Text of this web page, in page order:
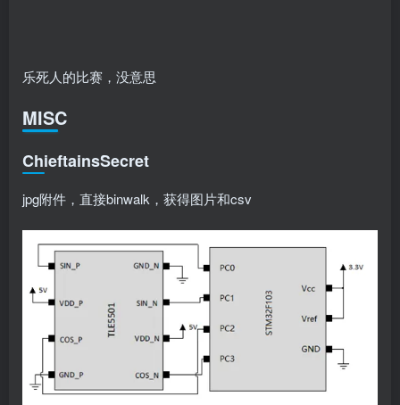
乐死人的比赛，没意思
MISC
ChieftainsSecret
jpg附件，直接binwalk，获得图片和csv